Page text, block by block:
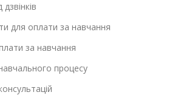
для оплати за навчання
за навчання
процесу